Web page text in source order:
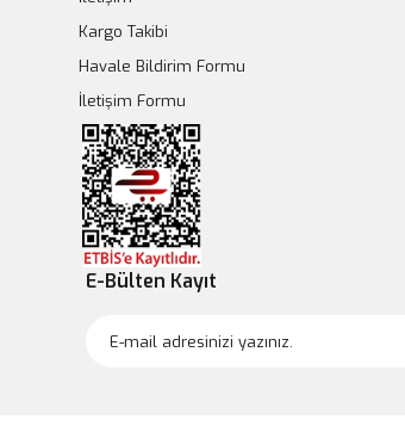
Kargo Takibi
Havale Bildirim Formu
İletişim Formu
E-Bülten Kayıt